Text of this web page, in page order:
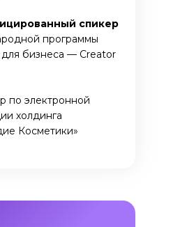
спикер
программы
для бизнеса — Creator
по электронной
холдинга
Косметики»